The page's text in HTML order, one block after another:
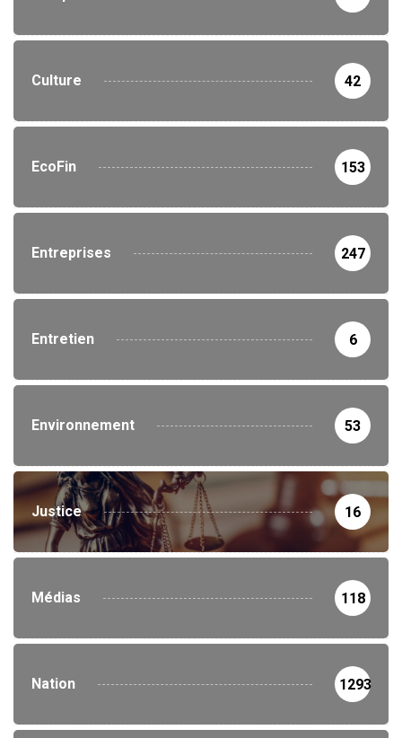
Culture 42
EcoFin 153
Entreprises 247
Entretien 6
Environnement 53
Justice 16
Médias 118
Nation 1293